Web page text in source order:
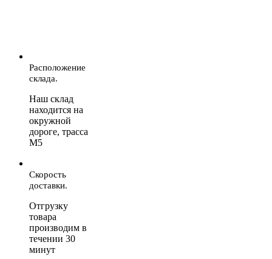
Расположение
склада.
Наш склад
находится на
окружной
дороге, трасса
М5
Скорость
доставки.
Отгрузку
товара
производим в
течении 30
минут